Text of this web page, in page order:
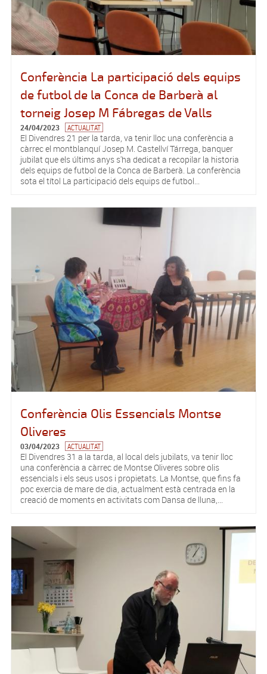
Conferència La participació dels equips
de futbol de la Conca de Barberà al
torneig Josep M Fábregas de Valls
24/04/2023 ACTUALITAT
El Divendres 21 per la tarda, va tenir lloc una conferència a
càrrec el montblanquí Josep M. Castellví Tárrega, banquer
jubilat que els últims anys s'ha dedicat a recopilar la historia
dels equips de futbol de la Conca de Barberà. La conferència
sota el títol La participació dels equips de futbol...
Conferència Olis Essencials Montse
Oliveres
03/04/2023 ACTUALITAT
El Divendres 31 a la tarda, al local dels jubilats, va tenir lloc
una conferència a càrrec de Montse Oliveres sobre olis
essencials i els seus usos i propietats. La Montse, que fins fa
poc exercia de mare de dia, actualment està centrada en la
creació de moments en activitats com Dansa de lluna,...